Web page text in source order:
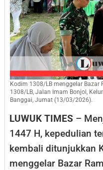
Kodim 1308/LB menggelar
1308/LB, Jalan Imam Bonjol,
Banggai, Jumat (13/03/2026).
LUWUK TIMES –
1447 H, kepedulian
kembali ditunjukkan
menggelar Bazar